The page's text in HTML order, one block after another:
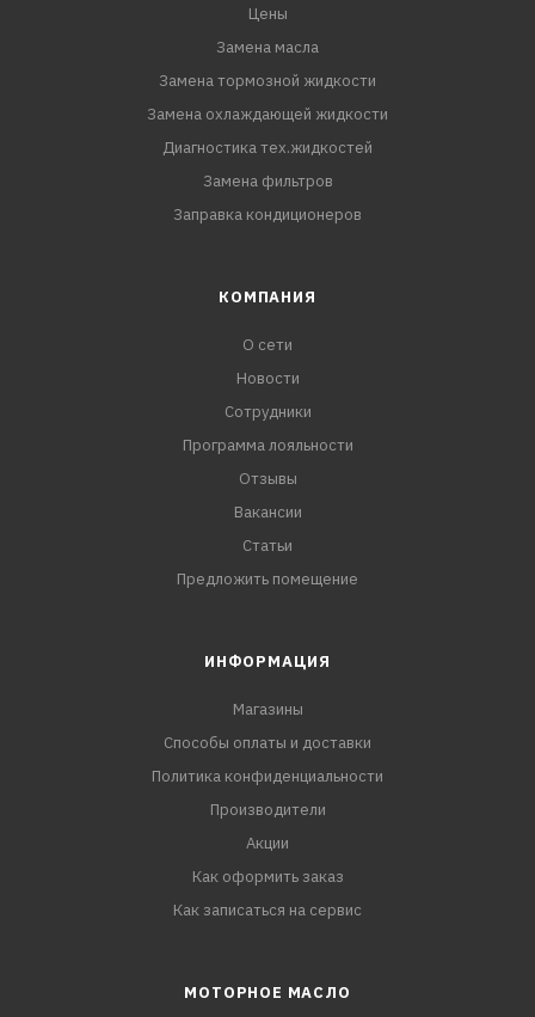
Цены
Замена масла
Замена тормозной жидкости
Замена охлаждающей жидкости
Диагностика тех.жидкостей
Замена фильтров
Заправка кондиционеров
КОМПАНИЯ
О сети
Новости
Сотрудники
Программа лояльности
Отзывы
Вакансии
Статьи
Предложить помещение
ИНФОРМАЦИЯ
Магазины
Способы оплаты и доставки
Политика конфиденциальности
Производители
Акции
Как оформить заказ
Как записаться на сервис
МОТОРНОЕ МАСЛО